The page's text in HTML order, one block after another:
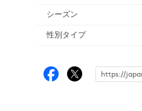
シーズン
性別タイプ